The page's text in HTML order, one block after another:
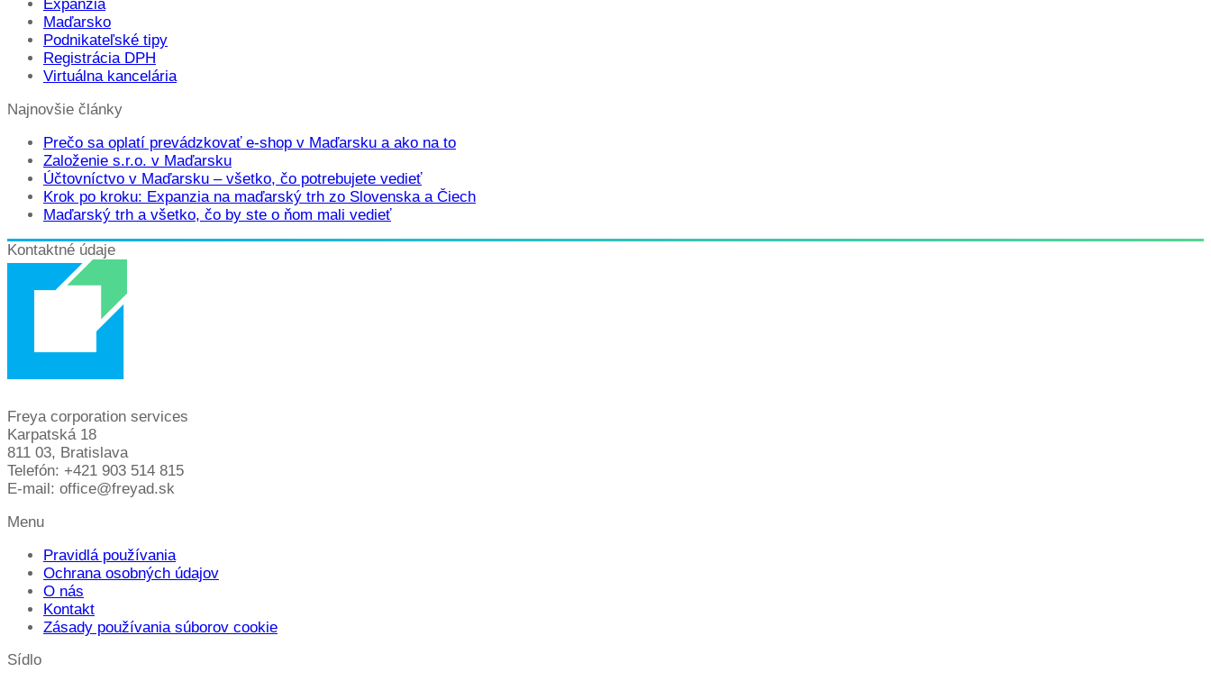
Expanzia
Maďarsko
Podnikateľské tipy
Registrácia DPH
Virtuálna kancelária
Najnovšie články
Prečo sa oplatí prevádzkovať e-shop v Maďarsku a ako na to
Založenie s.r.o. v Maďarsku
Účtovníctvo v Maďarsku – všetko, čo potrebujete vedieť
Krok po kroku: Expanzia na maďarský trh zo Slovenska a Čiech
Maďarský trh a všetko, čo by ste o ňom mali vedieť
Kontaktné údaje
Freya corporation services
Karpatská 18
811 03, Bratislava
Telefón: +421 903 514 815
E-mail: office@freyad.sk
Menu
Pravidlá používania
Ochrana osobných údajov
O nás
Kontakt
Zásady používania súborov cookie
Sídlo